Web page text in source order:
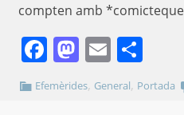
compten amb
Facebook
Mastodon
Email
Efemèrides, General, Portada